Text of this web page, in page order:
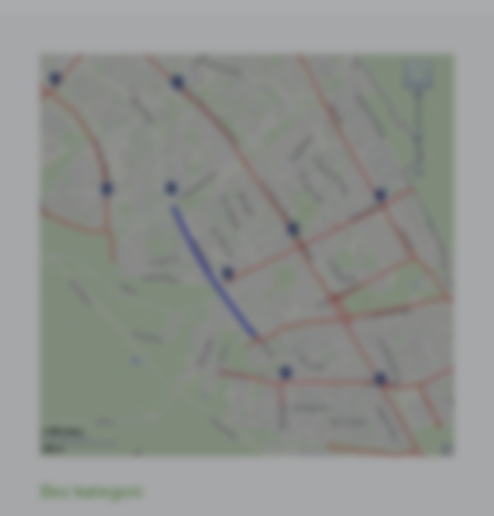
Bez kategorii